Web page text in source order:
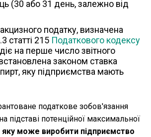
(30 або 31 день, залежно від
податку, визначена
статті 215 Податкового кодексу
на перше число звітного
законом ставка
яку підприємства мають
податкове зобов'язання
підставі потенційної максимальної
яку може виробити підприємство